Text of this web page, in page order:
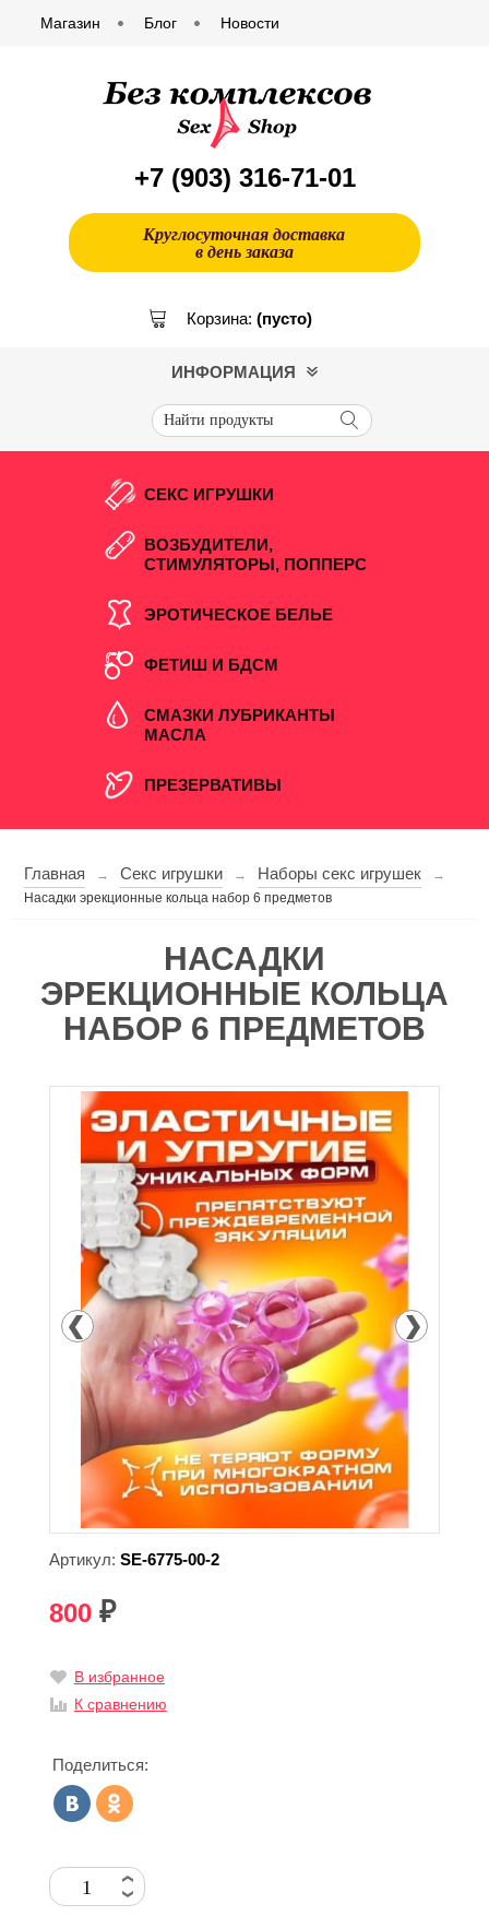
Магазин Блог Новости
+7 (903) 316-71-01
Круглосуточная доставка
в день заказа
Корзина: (пусто)
ИНФОРМАЦИЯ
СЕКС ИГРУШКИ
ВОЗБУДИТЕЛИ,
СТИМУЛЯТОРЫ, ПОППЕРС
ЭРОТИЧЕСКОЕ БЕЛЬЕ
ФЕТИШ И БДСМ
СМАЗКИ ЛУБРИКАНТЫ
МАСЛА
ПРЕЗЕРВАТИВЫ
Главная → Секс игрушки → Наборы секс игрушек
→
Насадки эрекционные кольца набор 6 предметов
НАСАДКИ
ЭРЕКЦИОННЫЕ КОЛЬЦА
НАБОР 6 ПРЕДМЕТОВ
Артикул: SE-6775-00-2
800 ₽
В избранное
К сравнению
Поделиться: